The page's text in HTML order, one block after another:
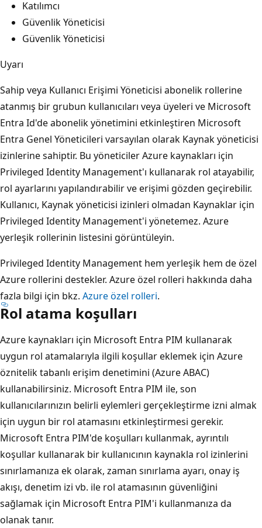
Katılımcı
Güvenlik Yöneticisi
Güvenlik Yöneticisi
Uyarı
Sahip veya Kullanıcı Erişimi Yöneticisi abonelik rollerine
atanmış bir grubun kullanıcıları veya üyeleri ve Microsoft
Entra Id'de abonelik yönetimini etkinleştiren Microsoft
Entra Genel Yöneticileri varsayılan olarak Kaynak yöneticisi
izinlerine sahiptir. Bu yöneticiler Azure kaynakları için
Privileged Identity Management'ı kullanarak rol atayabilir,
rol ayarlarını yapılandırabilir ve erişimi gözden geçirebilir.
Kullanıcı, Kaynak yöneticisi izinleri olmadan Kaynaklar için
Privileged Identity Management'i yönetemez. Azure
yerleşik rollerinin listesini görüntüleyin.
Privileged Identity Management hem yerleşik hem de özel
Azure rollerini destekler. Azure özel rolleri hakkında daha
fazla bilgi için bkz. Azure özel rolleri.
Rol atama koşulları
Azure kaynakları için Microsoft Entra PIM kullanarak
uygun rol atamalarıyla ilgili koşullar eklemek için Azure
öznitelik tabanlı erişim denetimini (Azure ABAC)
kullanabilirsiniz. Microsoft Entra PIM ile, son
kullanıcılarınızın belirli eylemleri gerçekleştirme izni almak
için uygun bir rol atamasını etkinleştirmesi gerekir.
Microsoft Entra PIM'de koşulları kullanmak, ayrıntılı
koşullar kullanarak bir kullanıcının kaynakla rol izinlerini
sınırlamanıza ek olarak, zaman sınırlama ayarı, onay iş
akışı, denetim izi vb. ile rol atamasının güvenliğini
sağlamak için Microsoft Entra PIM'i kullanmanıza da
olanak tanır.